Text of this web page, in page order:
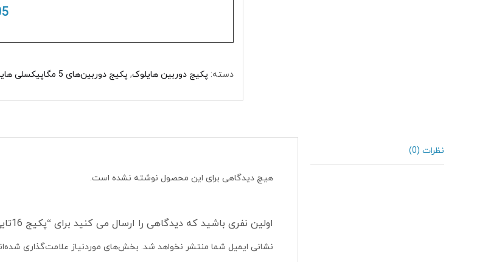
دسته: پکیج دوربین هایلوک, پکیج دوربین‌های 5 مگاپیکسلی هایلوک
نظرات (0)
هیچ دیدگاهی برای این محصول نوشته نشده است.
اولین نفری باشید که دیدگاهی را ارسال می کنید برای “پکیج 16تایی دوربین 5 مگاپیکسلی هایلوک”
نشانی ایمیل شما منتشر نخواهد شد. بخش‌های موردنیاز علامت‌گذاری